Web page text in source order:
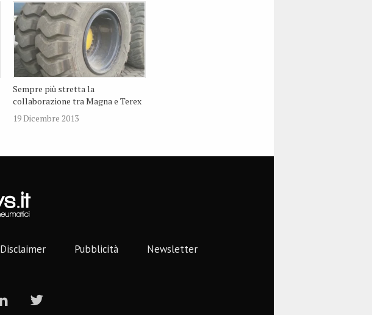
Sempre più stretta la
collaborazione tra Magna e Terex
19 Dicembre 2013
Disclaimer Pubblicità Newsletter